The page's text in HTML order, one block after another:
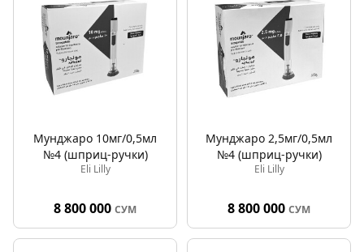
Мунджаро 10мг/0,5мл
№4 (шприц-ручки)
Eli Lilly
8 800 000 СУМ
Мунджаро 2,5мг/0,5мл
№4 (шприц-ручки)
Eli Lilly
8 800 000 СУМ